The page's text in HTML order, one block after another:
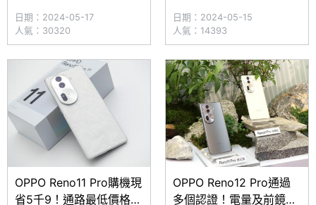
還將推出 OPPO Enco R3 真無
線藍牙耳機，以及 OPPO Pad
Air2 極光紫新色。OPPO 同時
公布 Reno12、Reno12 Pro 機
身
日期：2024-05-17
人氣：30320
尚未公布預計發表的所有產品型
號，不過 OPPO 預告會有新功
能、新玩法、新拍照體驗，同時
提到新機將以「銀色」作為產品
主色。此外，包括 OPPO 首席
產品官劉作
日期：2024-05-15
人氣：14393
OPPO Reno11 Pro購機現
省5千9！通路最低價格一
OPPO Reno12 Pro通過
多個認證！電量及前鏡頭